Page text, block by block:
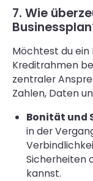
7. Wie
Möchtest du
Kreditrahmen
zentraler
Zahlen, Daten
Bonität und
in der
Sicherheiten
kannst.